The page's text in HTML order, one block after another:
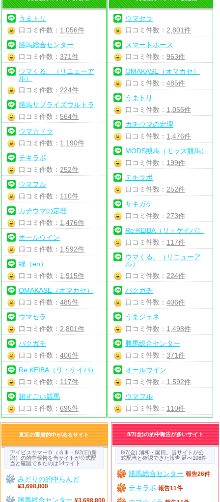
うまトリ
口コミ件数： 1,056件
勝馬総合センター
口コミ件数：371件
ウマくる。（リニューア
ル）
口コミ件数： 224件
勝馬サプライズウルトラ
口コミ件数： 564件
ウマ☆ドラ
口コミ件数： 1,190件
テキラボ
口コミ件数： 252件
ウマフル
口コミ件数： 110件
カチウマの定理
口コミ件数： 1,476件
オールウイン
口コミ件数： 1,592件
縁（en）
口コミ件数： 1,915件
OMAKASE（オマカセ）
口コミ件数：485件
ウマセラ
口コミ件数： 2,801件
バクガチ
口コミ件数：406件
Re:KEIBA（リ・ケイバ）
口コミ件数： 117件
超すごい競馬
口コミ件数：695件
ウマセラ
口コミ件数： 2,801件
スマートホース
口コミ件数： 963件
OMAKASE（オマカセ）
口コミ件数： 485件
うまトリ
口コミ件数： 1,056件
カチウマの定理
口コミ件数： 1,476件
MODS競馬（モッズ競馬）
口コミ件数： 199件
テキラボ
口コミ件数： 252件
サキガケ
口コミ件数： 273件
Re:KEIBA（リ・ケイバ）
口コミ件数： 117件
ウマくる。（リニューア
ル）
口コミ件数： 224件
バクガチ
口コミ件数： 406件
うまジェネ
口コミ件数： 1,498件
勝馬総合センター
口コミ件数： 371件
オールウイン
口コミ件数： 1,592件
ウマフル
口コミ件数： 110件
直近の重賞的中があるサイト
アイビスサマーＤ（ＧⅢ・8/2(日)新
潟）の的中報告を当サイトが公式配
当と確認できたのは14サイト
みどりの的中らんど
¥3,698,800
勝馬総合センター ¥3,698,800
8/7(金)の的中報告が多いサイト
8/7(金) 浦和・園田。当サイトが公
式配当と確認できた報告 延べ106件
勝馬総合センター 報告26件
テキラボ 報告11件